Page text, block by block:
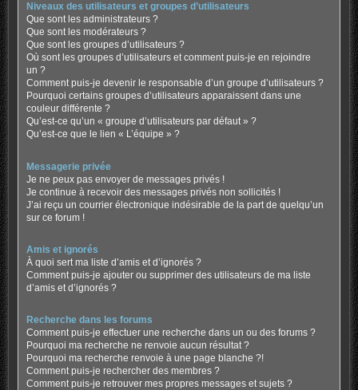
Niveaux des utilisateurs et groupes d’utilisateurs
Que sont les administrateurs ?
Que sont les modérateurs ?
Que sont les groupes d’utilisateurs ?
Où sont les groupes d’utilisateurs et comment puis-je en rejoindre
un ?
Comment puis-je devenir le responsable d’un groupe d’utilisateurs ?
Pourquoi certains groupes d’utilisateurs apparaissent dans une
couleur différente ?
Qu’est-ce qu’un « groupe d’utilisateurs par défaut » ?
Qu’est-ce que le lien « L’équipe » ?
Messagerie privée
Je ne peux pas envoyer de messages privés !
Je continue à recevoir des messages privés non sollicités !
J’ai reçu un courrier électronique indésirable de la part de quelqu’un
sur ce forum !
Amis et ignorés
À quoi sert ma liste d’amis et d’ignorés ?
Comment puis-je ajouter ou supprimer des utilisateurs de ma liste
d’amis et d’ignorés ?
Recherche dans les forums
Comment puis-je effectuer une recherche dans un ou des forums ?
Pourquoi ma recherche ne renvoie aucun résultat ?
Pourquoi ma recherche renvoie à une page blanche ?!
Comment puis-je rechercher des membres ?
Comment puis-je retrouver mes propres messages et sujets ?